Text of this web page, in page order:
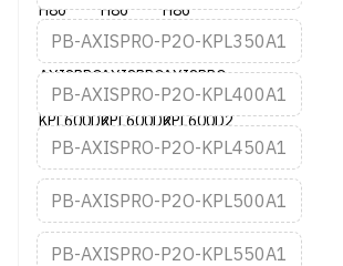
PB-AXISPRO-P2O-KPL350A1
PB-AXISPRO-P2O-KPL400A1
PB-AXISPRO-P2O-KPL450A1
PB-AXISPRO-P2O-KPL500A1
PB-AXISPRO-P2O-KPL550A1